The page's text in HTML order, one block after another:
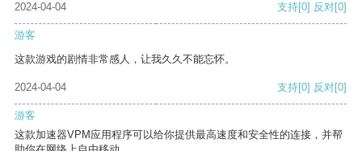
2024-04-04
支持[0] 反对[0]
游客
这款游戏的剧情非常感人，让我久久不能忘怀。
2024-04-04 支持[0] 反对[0]
游客
这款加速器VPM应用程序可以给你提供最高速度和安全性的连接，并帮